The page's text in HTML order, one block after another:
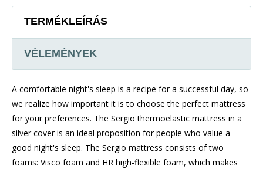
TERMÉKLEÍRÁS
VÉLEMÉNYEK
A comfortable night's sleep is a recipe for a successful day, so
we realize how important it is to choose the perfect mattress
for your preferences. The Sergio thermoelastic mattress in a
silver cover is an ideal proposition for people who value a
good night's sleep. The Sergio mattress consists of two
foams: Visco foam and HR high-flexible foam, which makes